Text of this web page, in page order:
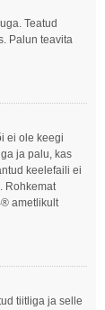
Teatud
Palun teavita
ei ole keegi
ja palu, kas
keelefaili ei
Rohkemat
® ametlikult
tiitliga ja selle